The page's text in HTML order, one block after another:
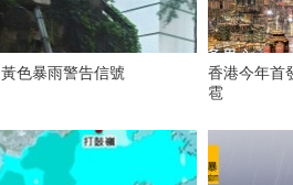
色暴雨警告信號
香港今年首發黃雨
雹